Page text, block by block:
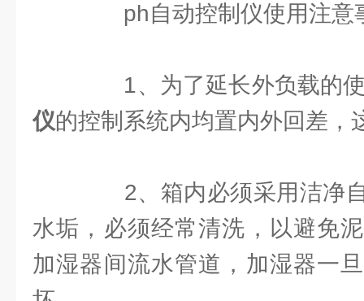
ph自动控制仪使用注意
1、为了延长外负载的使
仪的控制系统内均置内外回差，
2、箱内必须采用洁净自
水垢，必须经常清洗，以避免
加湿器间流水管道，加湿器一